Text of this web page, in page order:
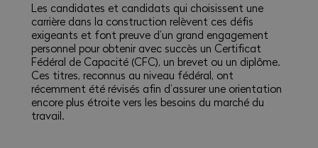
Les candidates et candidats qui choisissent une
carrière dans la construction relèvent ces défis
exigeants et font preuve d’un grand engagement
personnel pour obtenir avec succès un Certificat
Fédéral de Capacité (CFC), un brevet ou un diplôme.
Ces titres, reconnus au niveau fédéral, ont
récemment été révisés afin d’assurer une orientation
encore plus étroite vers les besoins du marché du
travail.